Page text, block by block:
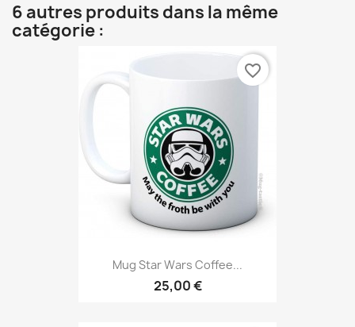
6 autres produits dans la même
catégorie :
Mug Star Wars Coffee...
25,00 €
favorite_border